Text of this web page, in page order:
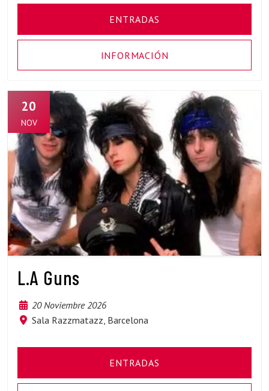
ENTRADAS
INFORMACIÓN
20
NOV
L.A Guns
20 Noviembre 2026
Sala Razzmatazz, Barcelona
ENTRADAS